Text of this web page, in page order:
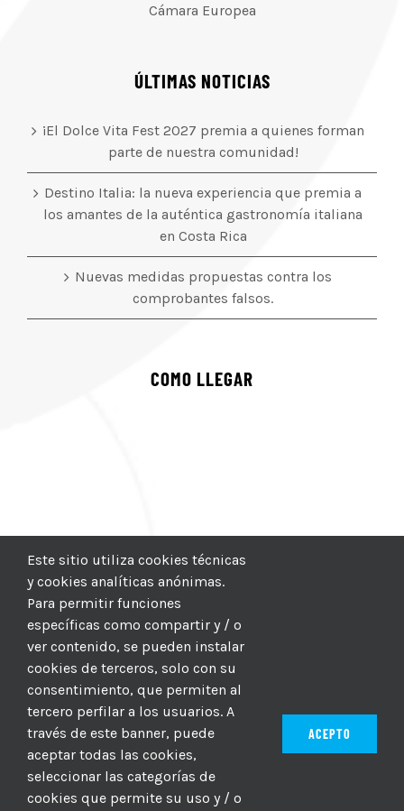
Cámara Europea
ÚLTIMAS NOTICIAS
¡El Dolce Vita Fest 2027 premia a quienes forman
parte de nuestra comunidad!
Destino Italia: la nueva experiencia que premia a
los amantes de la auténtica gastronomía italiana
en Costa Rica
Nuevas medidas propuestas contra los
comprobantes falsos.
COMO LLEGAR
© 2012–2025 |CICIC| Hosting: Hosting Para PYMES
Este sitio utiliza cookies técnicas
y cookies analíticas anónimas.
Para permitir funciones
específicas como compartir y / o
ver contenido, se pueden instalar
cookies de terceros, solo con su
consentimiento, que permiten al
tercero perfilar a los usuarios. A
través de este banner, puede
aceptar todas las cookies,
seleccionar las categorías de
cookies que permite su uso y / o
ACEPTO